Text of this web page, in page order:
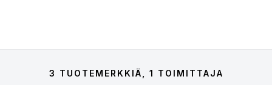
3 TUOTEMERKKIÄ, 1 TOIMITTAJA